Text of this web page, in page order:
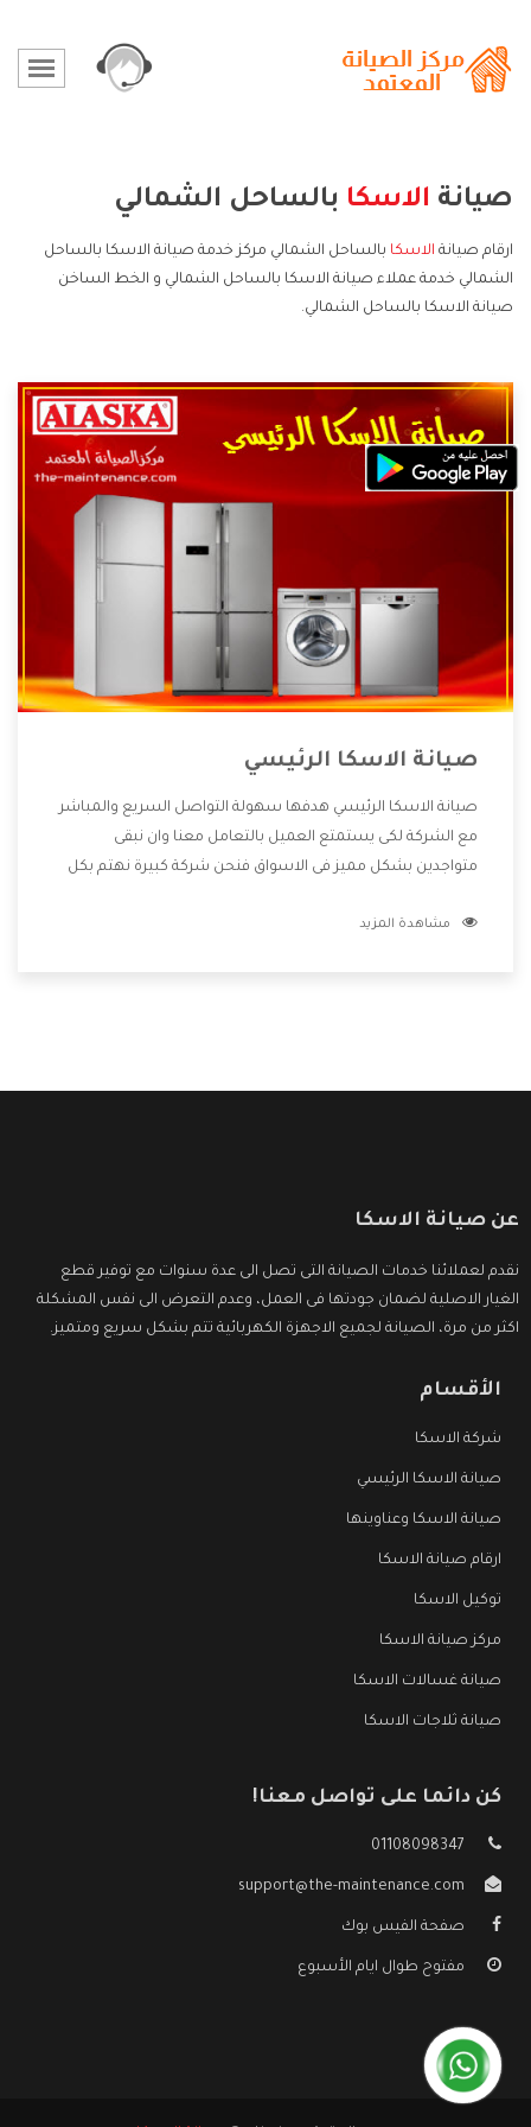
صيانة الاسكا بالساحل الشمالي
ارقام صيانة الاسكا بالساحل الشمالي مركز خدمة صيانة الاسكا بالساحل
الشمالي خدمة عملاء صيانة الاسكا بالساحل الشمالي و الخط الساخن
صيانة الاسكا بالساحل الشمالي.
صيانة الاسكا الرئيسي
صيانة الاسكا الرئيسي هدفها سهولة التواصل السريع والمباشر
مع الشركة لكى يستمتع العميل بالتعامل معنا وان نبقى
متواجدين بشكل مميز فى الاسواق فنحن شركة كبيرة نهتم بكل
الشركة بها والتى تكون منها خدمة الصيانة التى تكون من أهم
مشاهدة المزيد
عن صيانة الاسكا
نقدم لعملائنا خدمات الصيانة التى تصل الى عدة سنوات مع توفير قطع
الغيار الاصلية لضمان جودتها فى العمل، وعدم التعرض الى نفس المشكلة
اكثر من مرة، الصيانة لجميع الاجهزة الكهربائية تتم بشكل سريع ومتميز.
الأقسام
شركة الاسكا
صيانة الاسكا الرئيسي
صيانة الاسكا وعناوينها
ارقام صيانة الاسكا
توكيل الاسكا
مركز صيانة الاسكا
صيانة غسالات الاسكا
صيانة ثلاجات الاسكا
كن دائما على تواصل معنا!
01108098347
support@the-maintenance.com
صفحة الفيس بوك
مفتوح طوال ايام الأسبوع